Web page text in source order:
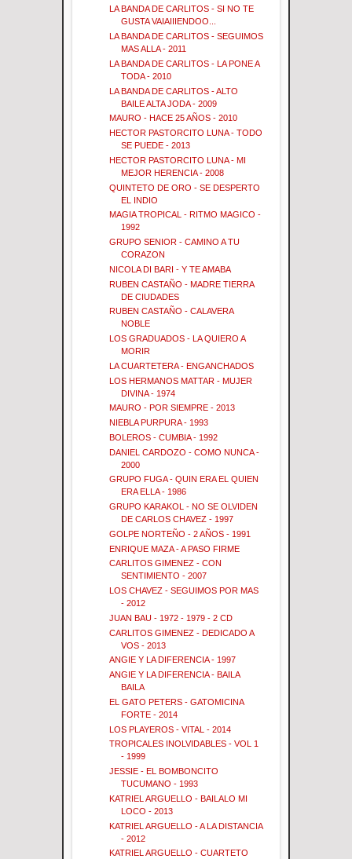
LA BANDA DE CARLITOS - SI NO TE
GUSTA VAIAIIIENDOO...
LA BANDA DE CARLITOS - SEGUIMOS
MAS ALLA - 2011
LA BANDA DE CARLITOS - LA PONE A
TODA - 2010
LA BANDA DE CARLITOS - ALTO
BAILE ALTA JODA - 2009
MAURO - HACE 25 AÑOS - 2010
HECTOR PASTORCITO LUNA - TODO
SE PUEDE - 2013
HECTOR PASTORCITO LUNA - MI
MEJOR HERENCIA - 2008
QUINTETO DE ORO - SE DESPERTO
EL INDIO
MAGIA TROPICAL - RITMO MAGICO -
1992
GRUPO SENIOR - CAMINO A TU
CORAZON
NICOLA DI BARI - Y TE AMABA
RUBEN CASTAÑO - MADRE TIERRA
DE CIUDADES
RUBEN CASTAÑO - CALAVERA
NOBLE
LOS GRADUADOS - LA QUIERO A
MORIR
LA CUARTETERA - ENGANCHADOS
LOS HERMANOS MATTAR - MUJER
DIVINA - 1974
MAURO - POR SIEMPRE - 2013
NIEBLA PURPURA - 1993
BOLEROS - CUMBIA - 1992
DANIEL CARDOZO - COMO NUNCA -
2000
GRUPO FUGA - QUIN ERA EL QUIEN
ERA ELLA - 1986
GRUPO KARAKOL - NO SE OLVIDEN
DE CARLOS CHAVEZ - 1997
GOLPE NORTEÑO - 2 AÑOS - 1991
ENRIQUE MAZA - A PASO FIRME
CARLITOS GIMENEZ - CON
SENTIMIENTO - 2007
LOS CHAVEZ - SEGUIMOS POR MAS
- 2012
JUAN BAU - 1972 - 1979 - 2 CD
CARLITOS GIMENEZ - DEDICADO A
VOS - 2013
ANGIE Y LA DIFERENCIA - 1997
ANGIE Y LA DIFERENCIA - BAILA
BAILA
EL GATO PETERS - GATOMICINA
FORTE - 2014
LOS PLAYEROS - VITAL - 2014
TROPICALES INOLVIDABLES - VOL 1
- 1999
JESSIE - EL BOMBONCITO
TUCUMANO - 1993
KATRIEL ARGUELLO - BAILALO MI
LOCO - 2013
KATRIEL ARGUELLO - A LA DISTANCIA
- 2012
KATRIEL ARGUELLO - CUARTETO